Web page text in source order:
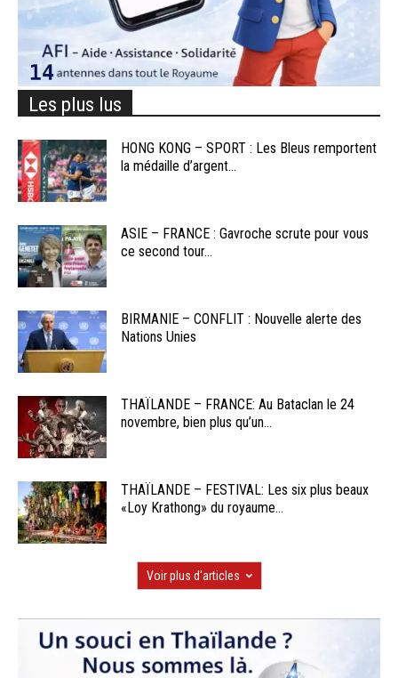
Les plus lus
HONG KONG – SPORT : Les Bleus remportent
la médaille d’argent...
ASIE – FRANCE : Gavroche scrute pour vous
ce second tour...
BIRMANIE – CONFLIT : Nouvelle alerte des
Nations Unies
THAÏLANDE – FRANCE: Au Bataclan le 24
novembre, bien plus qu’un...
THAÏLANDE – FESTIVAL: Les six plus beaux
«Loy Krathong» du royaume...
Voir plus d'articles